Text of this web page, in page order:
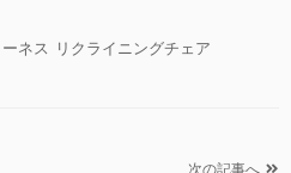
ネス リクライニングチェア
次の記事へ